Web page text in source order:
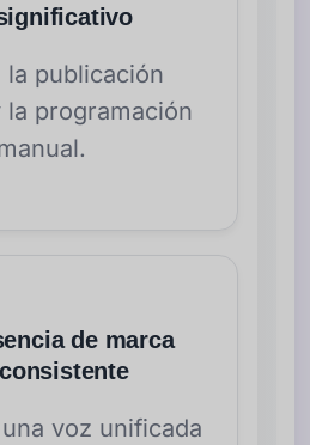
la publicación
la programación
de marca
consistente
voz unificada